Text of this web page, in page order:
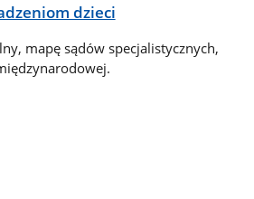
dzieci
mapę sądów specjalistycznych,